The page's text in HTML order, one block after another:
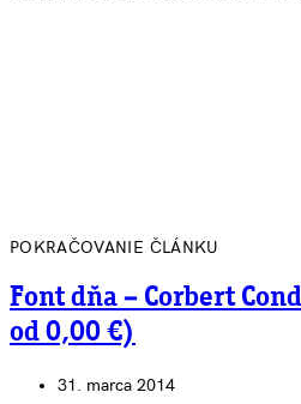
POKRAČOVANIE ČLÁNKU
Font dňa – Corbert
od 0,00 €)
31. marca 2014